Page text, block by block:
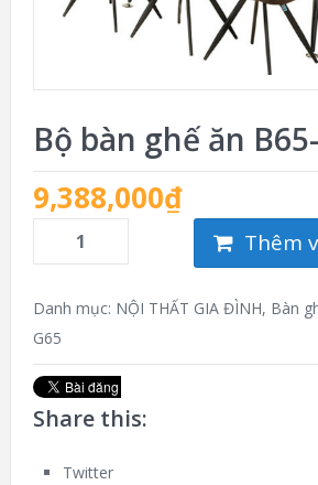
Bộ bàn ghế ăn
9,388,000₫
Thêm
Danh mục: NỘI THẤT GIA ĐÌNH, Bàn
G65
Share this:
Twitter